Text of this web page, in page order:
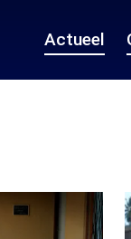
Actueel